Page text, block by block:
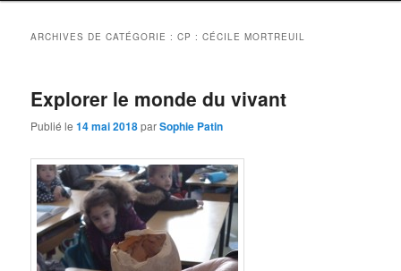
ARCHIVES DE CATÉGORIE :CP : CÉCILE MORTREUIL
Explorer le monde du vivant
Publié le14 mai 2018parSophie Patin